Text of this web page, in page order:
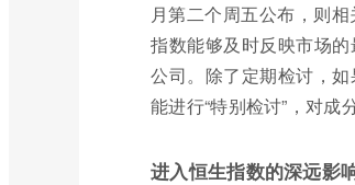
月第二个周五公布，则
指数能够及时反映市场
公司。除了定期检讨，
能进行“特别检讨”，对成
进入恒生指数的深远影